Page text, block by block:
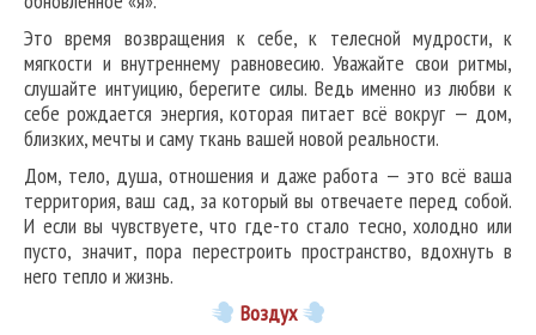
Это время возвращения к себе, к телесной мудрости, к
мягкости и внутреннему равновесию. Уважайте свои ритмы,
слушайте интуицию, берегите силы. Ведь именно из любви к
себе рождается энергия, которая питает всё вокруг — дом,
близких, мечты и саму ткань вашей новой реальности.
Дом, тело, душа, отношения и даже работа — это всё ваша
территория, ваш сад, за который вы отвечаете перед собой.
И если вы чувствуете, что где-то стало тесно, холодно или
пусто, значит, пора перестроить пространство, вдохнуть в
него тепло и жизнь.
Воздух